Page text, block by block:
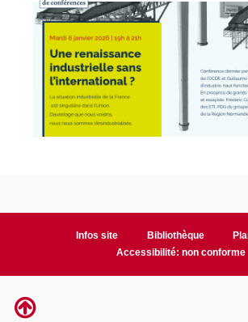
Infos site Bibliothèque
Accessibilité: non conforme